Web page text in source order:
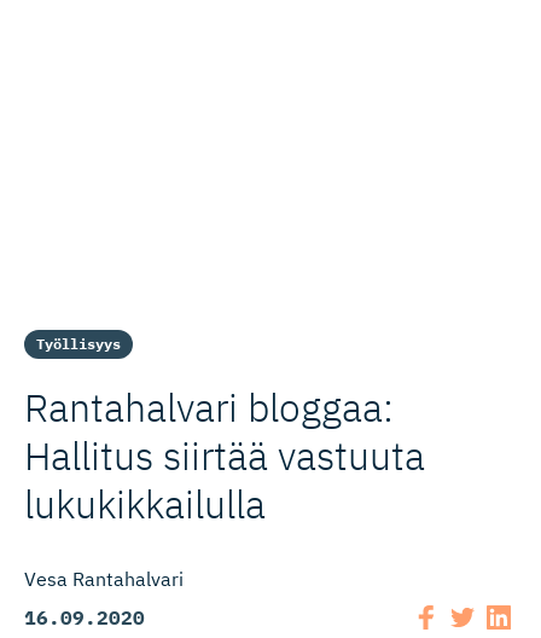
Työllisyys
Rantahalvari bloggaa:
Hallitus siirtää vastuuta
lukukikkailulla
Vesa Rantahalvari
16.09.2020